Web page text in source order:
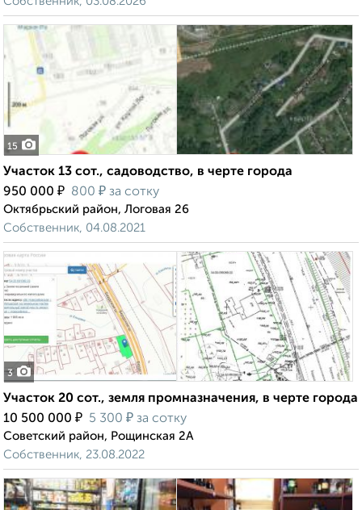
15
Участок 13 сот., садоводство, в черте города
950 000 ₽ 800 ₽ за сотку
Октябрьский район, Логовая 26
Собственник, 04.08.2021
3
Участок 20 сот., земля промназначения, в черте города
10 500 000 ₽ 5 300 ₽ за сотку
Советский район, Рощинская 2А
Собственник, 23.08.2022